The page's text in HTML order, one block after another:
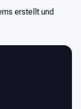
erstellt und